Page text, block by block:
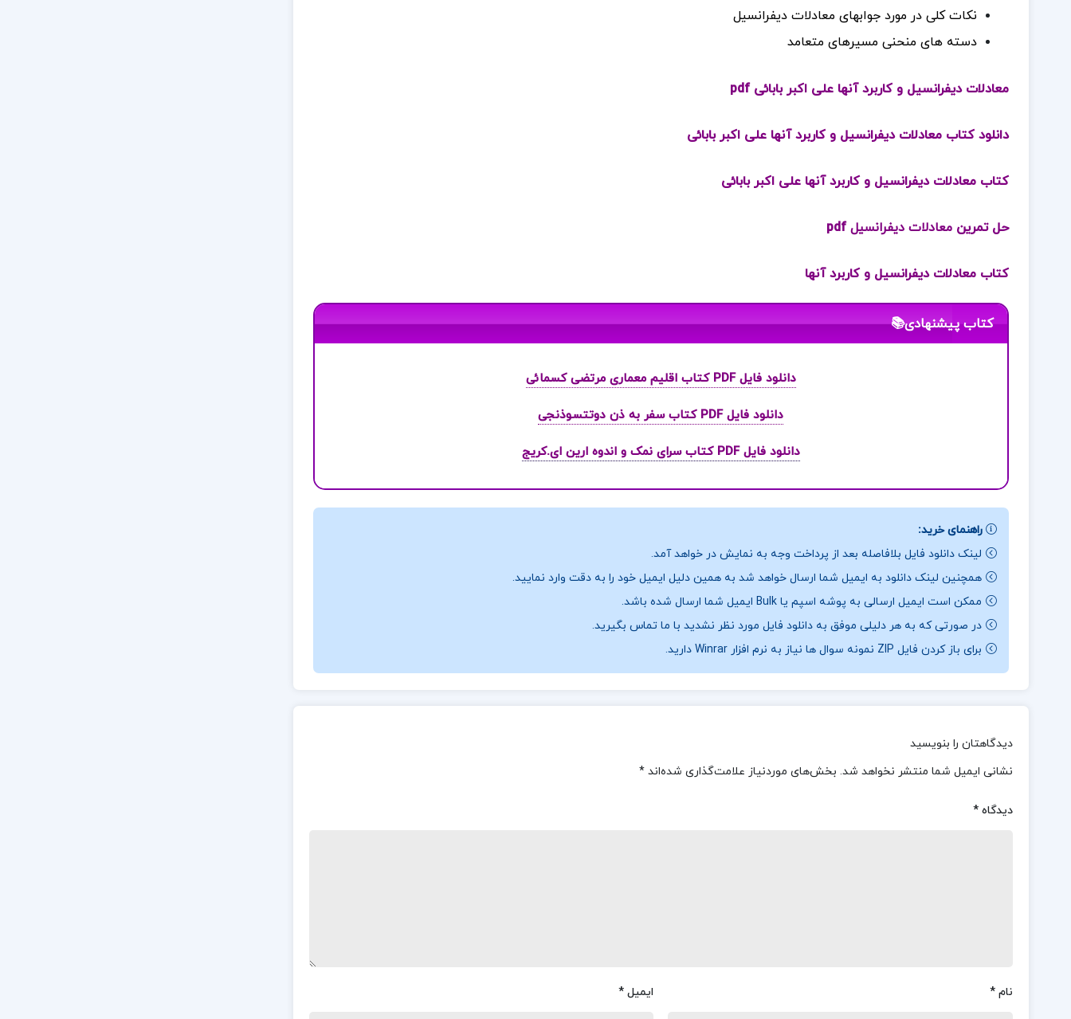
نکات کلی در مورد جوابهای معادلات دیفرانسیل
دسته های منحنی مسیرهای متعامد
معادلات دیفرانسیل و کاربرد آنها علی اکبر بابائی pdf
دانلود کتاب معادلات دیفرانسیل و کاربرد آنها علی اکبر بابائی
کتاب معادلات دیفرانسیل و کاربرد آنها علی اکبر بابائی
حل تمرین معادلات دیفرانسیلpdf
کتاب معادلات دیفرانسیل و کاربرد آنها
کتاب پیشنهادی📚
دانلود فایل PDF کتاب اقلیم معماری مرتضی کسمائی
دانلود فایل PDF کتاب سفر به ذن دوتتسوذنجی
دانلود فایل PDF کتاب سرای نمک و اندوه ارین ای.کریج
راهنمای خرید:
لینک دانلود فایل بلافاصله بعد از پرداخت وجه به نمایش در خواهد آمد.
همچنین لینک دانلود به ایمیل شما ارسال خواهد شد به همین دلیل ایمیل خود را به دقت وارد نمایید.
ممکن است ایمیل ارسالی به پوشه اسپم یا Bulk ایمیل شما ارسال شده باشد.
در صورتی که به هر دلیلی موفق به دانلود فایل مورد نظر نشدید با ما تماس بگیرید.
برای باز کردن فایل ZIP نمونه سوال ها نیاز به نرم افزار Winrar دارید.
دیدگاهتان را بنویسید
نشانی ایمیل شما منتشر نخواهد شد. بخش‌های موردنیاز علامت‌گذاری شده‌اند*
دیدگاه*
نام* ایمیل *